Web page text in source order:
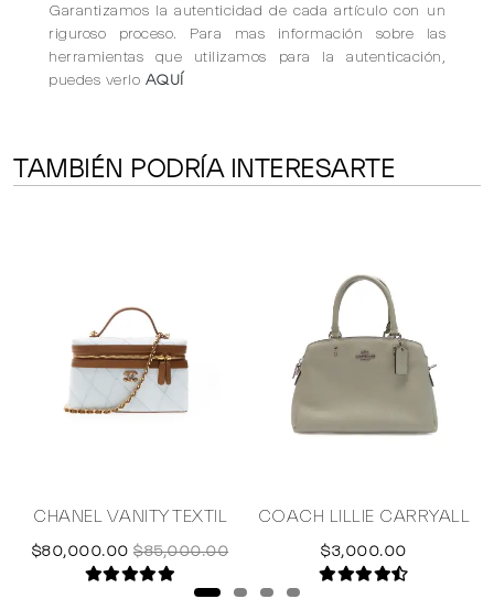
Garantizamos la autenticidad de cada artículo con un
riguroso proceso. Para mas información sobre las
herramientas que utilizamos para la autenticación,
puedes verlo AQUÍ
TAMBIÉN PODRÍA INTERESARTE
CHANEL VANITY TEXTIL
$80,000.00 $85,000.00
COACH LILLIE CARRYALL
$3,000.00